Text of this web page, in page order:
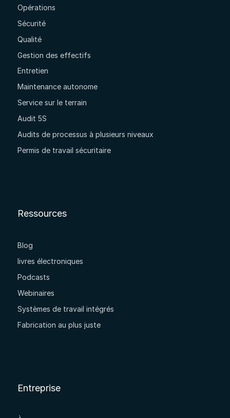
Opérations
Sécurité
Qualité
Gestion des effectifs
Entretien
Maintenance autonome
Service sur le terrain
Audit 5S
Audits de processus à plusieurs niveaux
Permis de travail sécuritaire
Ressources
Blog
livres électroniques
Podcasts
Webinaires
Systèmes de travail intégrés
Fabrication au plus juste
Entreprise